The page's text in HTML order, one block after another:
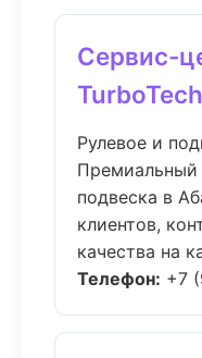
Сервис-
TurboTech
Рулевое и
Премиальный
подвеска в
клиентов,
качества на
Телефон: +7